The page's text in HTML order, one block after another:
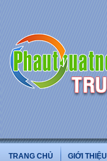
TRANG CHỦ GIỚI THIỆU